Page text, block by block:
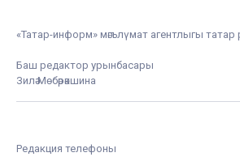
«Татар-информ» мәгълүмат агентлыгы татар
Баш редактор урынбасары
Зилә Мөбәрәкшина
Редакция телефоны